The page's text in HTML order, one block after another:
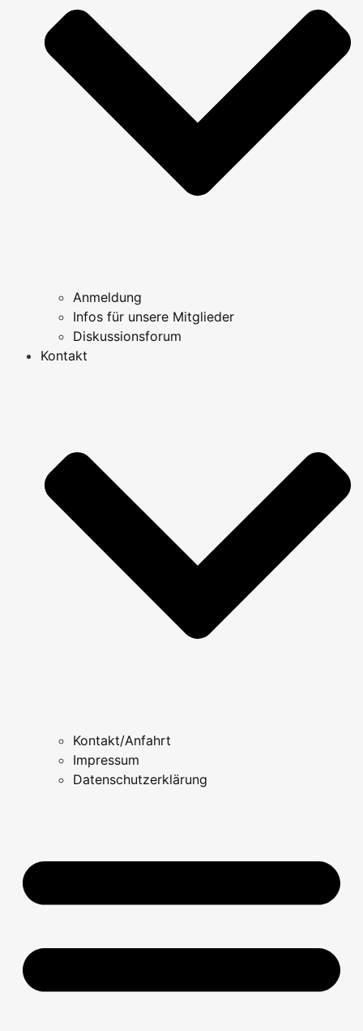
Anmeldung
Infos für unsere Mitglieder
Diskussionsforum
Kontakt
Kontakt/Anfahrt
Impressum
Datenschutzerklärung